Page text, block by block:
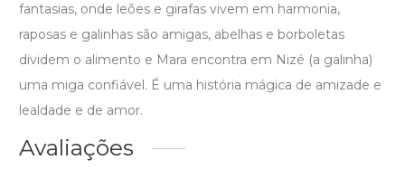
fantasias, onde leões e girafas vivem em harmonia,
raposas e galinhas são amigas, abelhas e borboletas
dividem o alimento e Mara encontra em Nizé (a galinha)
uma miga confiável. É uma história mágica de amizade e
lealdade e de amor.
Avaliações